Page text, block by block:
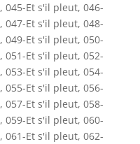
, 045-Et s'il pleut, 046-
, 047-Et s'il pleut, 048-
, 049-Et s'il pleut, 050-
, 051-Et s'il pleut, 052-
, 053-Et s'il pleut, 054-
, 055-Et s'il pleut, 056-
, 057-Et s'il pleut, 058-
, 059-Et s'il pleut, 060-
, 061-Et s'il pleut, 062-